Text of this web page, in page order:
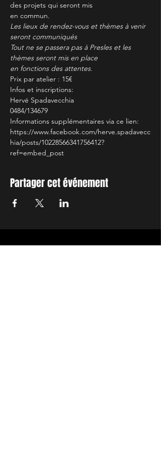
des projets qui seront mis
en commun.
Les lieux de rendez-vous et thèmes à venir
seront communiqués
Tout ne se passera pas à Presles et les
thèmes seront mis en place
en fonctions des attentes.
Prix par atelier : 15€
Infos et inscriptions:
Hervé Spadavecchia
0484/134679
Informations supplémentaires via ce lien:
https://www.facebook.com/herve.spadavecc
hia/posts/10228566341756412?
ref=embed_post
Partager cet événement